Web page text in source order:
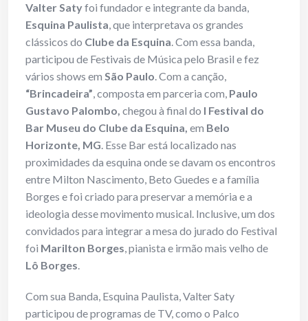
Valter Satyfoi fundador e integrante da banda,
Esquina Paulista, que interpretava os grandes
clássicos do Clube da Esquina. Com essa banda,
participou de Festivais de Música pelo Brasil e fez
vários shows em São Paulo. Com a canção,
“Brincadeira”, composta em parceria com, Paulo
Gustavo Palombo, chegou à final do I Festival do
Bar Museu do Clube da Esquina, em Belo
Horizonte, MG. Esse Bar está localizado nas
proximidades da esquina onde se davam os encontros
entre Milton Nascimento, Beto Guedes e a família
Borges e foi criado para preservar a memória e a
ideologia desse movimento musical. Inclusive, um dos
convidados para integrar a mesa do jurado do Festival
foi Marilton Borges, pianista e irmão mais velho de
Lô Borges.
Com sua Banda, Esquina Paulista, Valter Saty
participou de programas de TV, como o Palco